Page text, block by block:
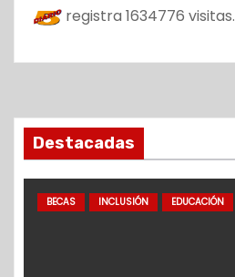
registra 1634776 visitas.
Destacadas
BECAS INCLUSIÓN EDUCACIÓN